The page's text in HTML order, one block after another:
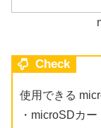
Check
使用できる
・microSDカ